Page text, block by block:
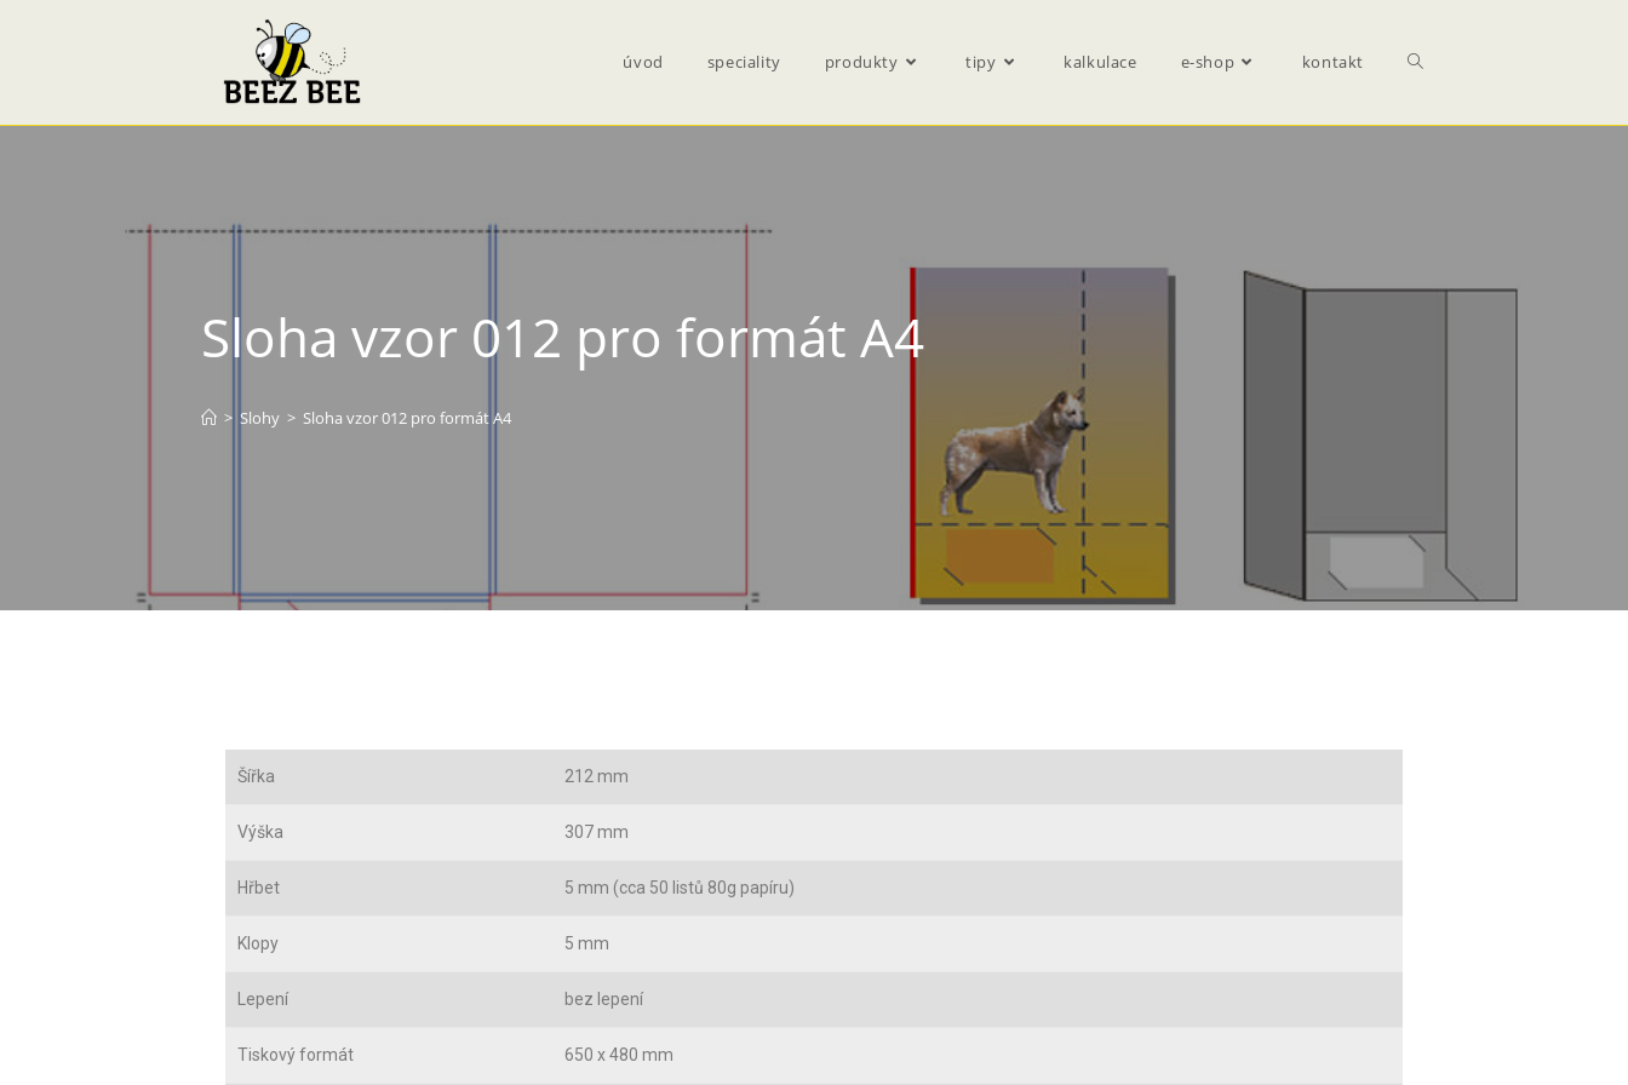
úvod speciality produkty tipy kalkulace e-shop kontakt
Sloha vzor 012 pro formát A4
> Slohy > Sloha vzor 012 pro formát A4
Šířka 212 mm
Výška 307 mm
Hřbet 5 mm (cca 50 listů 80g papíru)
Klopy 5 mm
Lepení bez lepení
Tiskový formát 650 x 480 mm